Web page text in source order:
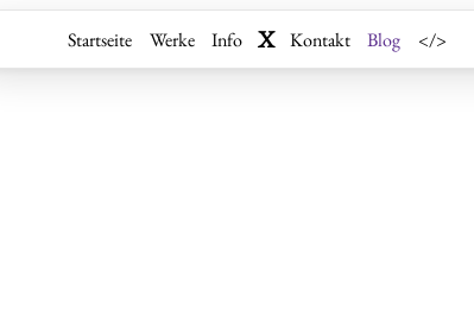
Startseite Werke Info X Kontakt Blog </>